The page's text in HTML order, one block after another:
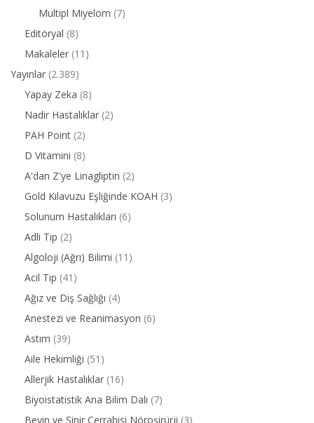
Multipl Miyelom (7)
Editöryal (8)
Makaleler (11)
Yayınlar (2.389)
Yapay Zeka (8)
Nadir Hastalıklar (2)
PAH Point (2)
D Vitamini (8)
A'dan Z'ye Linagliptin (2)
Gold Kılavuzu Eşliğinde KOAH (3)
Solunum Hastalıkları (6)
Adli Tıp (2)
Algoloji (Ağrı) Bilimi (11)
Acil Tıp (41)
Ağız ve Diş Sağlığı (4)
Anestezi ve Reanimasyon (6)
Astım (39)
Aile Hekimliği (51)
Allerjik Hastalıklar (16)
Biyoistatistik Ana Bilim Dalı (7)
Beyin ve Sinir Cerrahisi Nöroşirürji (3)